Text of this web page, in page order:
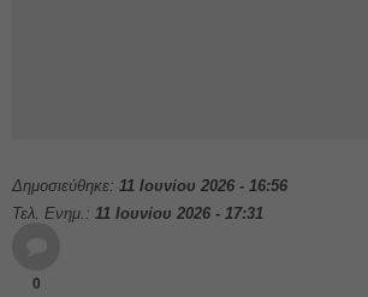
Δημοσιεύθηκε: 11 Ιουνίου 2026 - 16:56
Τελ. Ενημ.: 11 Ιουνίου 2026 - 17:31
0